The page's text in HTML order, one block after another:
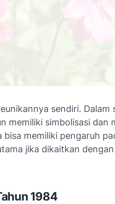
sendiri. Dalam
memiliki simbolisasi dan
memiliki pengaruh
jika dikaitkan
1984